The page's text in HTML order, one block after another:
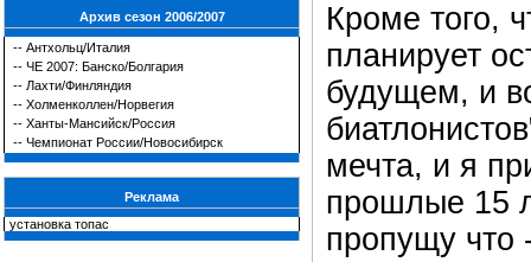
Архив сезон 2006/2007
-- Антхольц/Италия
-- ЧЕ 2007: Банско/Болгария
-- Лахти/Финляндия
-- Холменколлен/Норвегия
-- Ханты-Мансийск/Россия
-- Чемпионат России/Новосибирск
Реклама
установка топас
Кроме того,
планирует
будущем, и
мечта, и я
прошлые 15
пропущу что